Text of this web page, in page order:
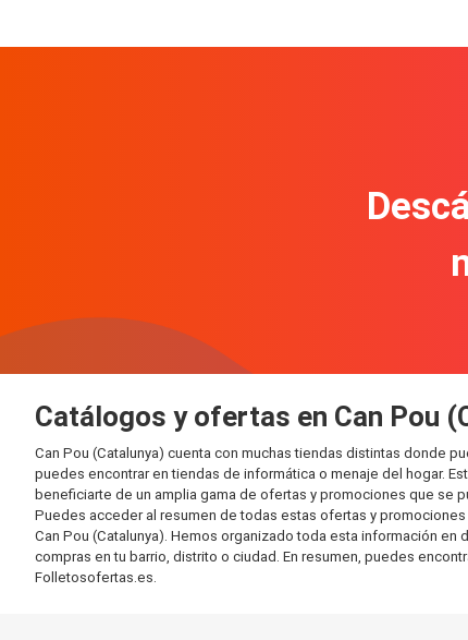
Catálogos y ofertas en Can Pou
Can Pou (Catalunya) cuenta con muchas tiendas distintas donde
puedes encontrar en tiendas de informática o menaje del hogar.
beneficiarte de un amplia gama de ofertas y promociones que se
Puedes acceder al resumen de todas estas ofertas y
Can Pou (Catalunya). Hemos organizado toda esta información
compras en tu barrio, distrito o ciudad. En resumen, puedes
Folletosofertas.es.